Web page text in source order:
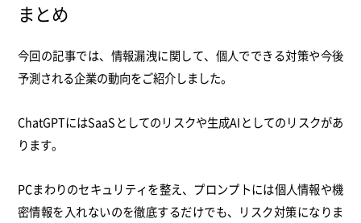
まとめ
今回の記事では、情報漏洩に関して、個人でできる対策や今後
予測される企業の動向をご紹介しました。
ChatGPTにはSaaSとしてのリスクや生成AIとしてのリスクがあ
ります。
PCまわりのセキュリティを整え、プロンプトには個人情報や機
密情報を入れないのを徹底するだけでも、リスク対策になりま